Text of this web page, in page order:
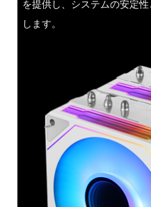
を提供し、システムの安定
します。